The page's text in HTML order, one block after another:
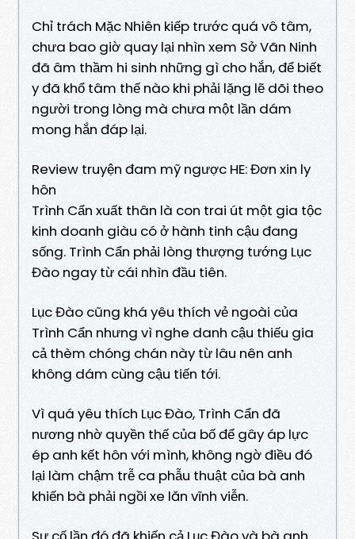
Chỉ trách Mặc Nhiên kiếp trước quá vô tâm,
chưa bao giờ quay lại nhìn xem Sở Vãn Ninh
đã âm thầm hi sinh những gì cho hắn, để biết
y đã khổ tâm thế nào khi phải lặng lẽ dõi theo
người trong lòng mà chưa một lần dám
mong hắn đáp lại.
Review truyện đam mỹ ngược HE: Đơn xin ly
hôn
Trình Cẩn xuất thân là con trai út một gia tộc
kinh doanh giàu có ở hành tinh cậu đang
sống. Trình Cẩn phải lòng thượng tướng Lục
Đào ngay từ cái nhìn đầu tiên.
Lục Đào cũng khá yêu thích vẻ ngoài của
Trình Cẩn nhưng vì nghe danh cậu thiếu gia
cả thèm chóng chán này từ lâu nên anh
không dám cùng cậu tiến tới.
Vì quá yêu thích Lục Đào, Trình Cẩn đã
nương nhờ quyền thế của bố để gây áp lực
ép anh kết hôn với mình, không ngờ điều đó
lại làm chậm trễ ca phẫu thuật của bà anh
khiến bà phải ngồi xe lăn vĩnh viễn.